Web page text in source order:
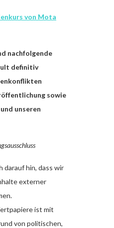
von Mota
nachfolgende
definitiv
sowie
unseren
darauf hin, dass wir
externer
ist mit
von politischen,